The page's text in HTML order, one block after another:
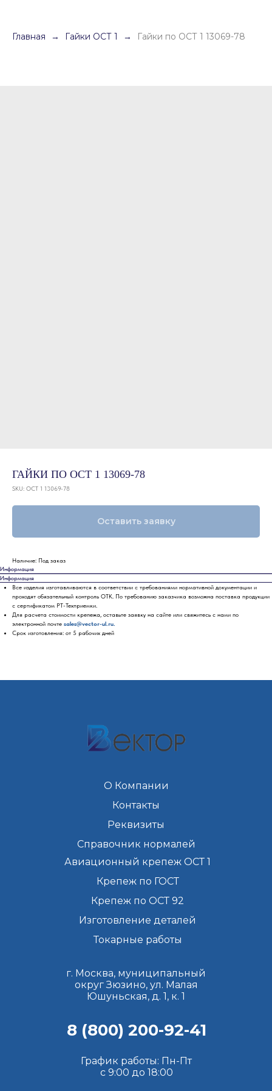
Главная Гайки ОСТ 1 Гайки по ОСТ 1 13069-78
ГАЙКИ ПО ОСТ 1 13069-78
SKU: ОСТ 1 13069-78
Оставить заявку
Наличие: Под заказ
Информация
Информация
Все изделия изготавливаются в соответствии с требованиями нормативной документации и
проходят обязательный контроль ОТК. По требованию заказчика возможна поставка продукции
с сертификатом РТ-Техприемки.
Для расчета стоимости крепежа, оставьте заявку на сайте или свяжитесь с нами по
электронной почте sales@vector-ul.ru.
Срок изготовления: от 5 рабочих дней
График работы: Пн-Пт
с 9:00 до 18:00
г. Москва, муниципальный
округ Зюзино, ул. Малая
Юшуньская, д. 1, к. 1
О Компании
Контакты
Реквизиты
Справочник нормалей
Авиационный крепеж ОСТ 1
Крепеж по ГОСТ
Крепеж по ОСТ 92
Изготовление деталей
Токарные работы
8 (800) 200-92-41